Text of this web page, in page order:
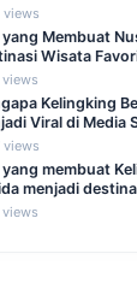
views
Membuat
Wisata
views
Kelingking
Viral di Media
views
membuat
menjadi
views